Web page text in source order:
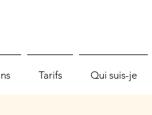
Tarifs Qui suis-je